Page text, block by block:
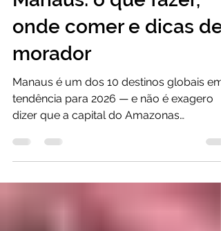
Do Norte Ao Norte
Manaus: o que fazer,
morador
Manaus é um dos 10 destinos globais em
tendência para 2026 — e não é exagero
dizer que a capital do Amazonas